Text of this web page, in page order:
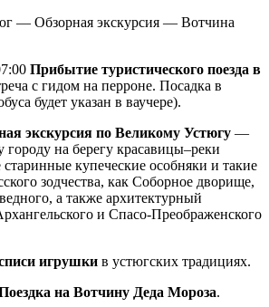
— Обзорная экскурсия — Вотчина
Прибытие туристического поезда в
с гидом на перроне. Посадка в
будет указан в ваучере).
экскурсия по Великому Устюгу —
городу на берегу красавицы–реки
купеческие особняки и такие
зодчества, как Соборное дворище,
а также архитектурный
и Спасо-Преображенского
игрушки в устюгских традициях.
на Вотчину Деда Мороза.